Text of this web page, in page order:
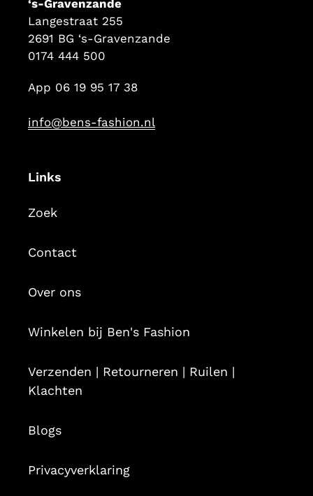
‘s-Gravenzande
Langestraat 255
2691 BG ‘s-Gravenzande
0174 444 500
App 06 19 95 17 38
info@bens-fashion.nl
Links
Zoek
Contact
Over ons
Winkelen bij Ben's Fashion
Verzenden | Retourneren | Ruilen |
Klachten
Blogs
Privacyverklaring